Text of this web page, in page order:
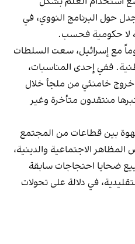
حول البرنامج النووي، في
لا حكومية فحسب.
الحرب التي استمرت 12 يوماً مع إسرائيل، سعت السلطات
ففي إحدى المناسبات،
خروج خامنئي من ملجأ خلال
منتقدون متأخرة وغير
بين قطاعات من المجتمع
الاجتماعية والدينية،
احتجاجات سابقة
في دلالة على تحولات